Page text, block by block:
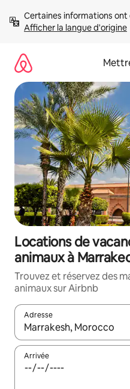
directement
Afficher la langue d'origine
Locations de
animaux à
Trouvez et réservez des
animaux sur Airbnb
Adresse
Lorsque les résultats
Arrivée